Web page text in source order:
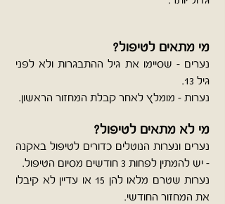
מי מתאים לטיפול?
נערים - שסיימו את גיל ההתבגרות ולא לפני
גיל 13.
נערות - מומלץ לאחר קבלת המחזור הראשון.
מי לא מתאים לטיפול?
נערים ונערות הנוטלים כדורים לטיפול באקנה
- יש להמתין לפחות 3 חודשים מסיום הטיפול.
נערות שטרם מלאו להן 15 או עדיין לא קיבלו
את המחזור החודשי.